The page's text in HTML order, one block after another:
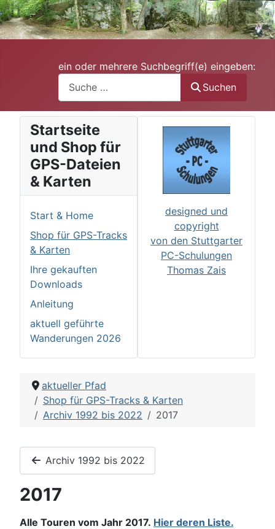
ein oder mehrere Suchbegriff(e) eingeben:
Suchen
Startseite
und Shop für
GPS-Dateien
& Karten
Start & Home
Shop für GPS-Tracks
& Karten
Ihre gekauften
Downloads
Anleitung
aktuell geführte
Wanderungen 2026
designed und
copyright
von den Stuttgarter
PC-Schulungen
Thomas Zais
aktueller Pfad
Shop für GPS-Tracks & Karten
Archiv 1992 bis 2022
2017
Archiv 1992 bis 2022
2017
Alle Touren vom Jahr 2017. Hier deren Liste.